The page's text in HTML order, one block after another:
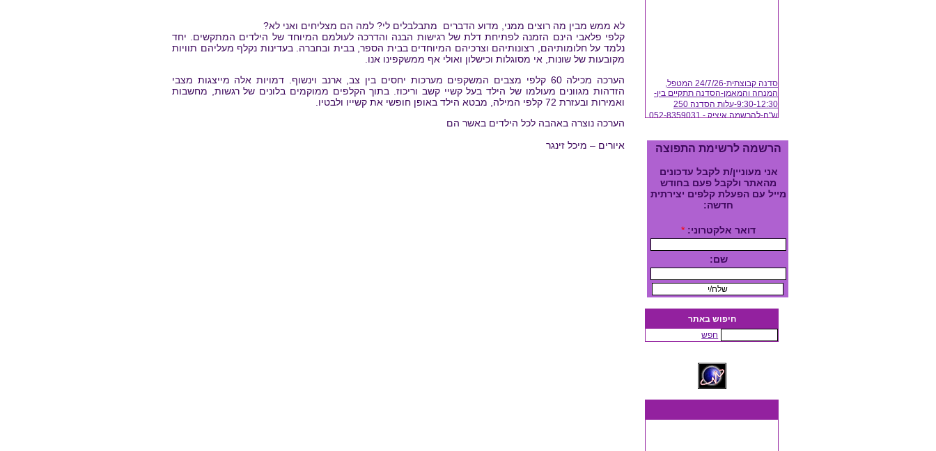
סדנה קבוצתית-24/7/26 המטפל,
המנחה והמאמן-הסדנה תתקיים בין-
9:30-12:30-עלות הסדנה 250
ש"ח-להרשמה איציק - 052-8359031
הרשמה לרשימת התפוצה
אני מעוניין/ת לקבל עדכונים
מהאתר ולקבל פעם בחודש
מייל עם הפעלת קלפים יצירתית
חדשה:
דואר אלקטרוני: *
שם:
חיפוש באתר
חפש
לא ממש מבין מה רוצים ממני, מדוע הדברים מתבלבלים לי? למה הם מצליחים ואני לא?
קלפי פלאבי הינם הזמנה לפתיחת דלת של רגישות הבנה והדרכה לעולמם המיוחד של הילדים המתקשים. יחד
נלמד על חלומותיהם, רצונותיהם וצרכיהם המיוחדים בבית הספר, בבית ובחברה. בעדינות נקלף מעליהם תוויות
מקובעות של שונות, אי מסוגלות וכישלון ואולי אף ממשקפינו אנו.
הערכה מכילה 60 קלפי מצבים המשקפים מערכות יחסים בין צב, ארנב וינשוף. דמויות אלה מייצגות מצבי
הזדהות מגוונים מעולמו של הילד בעל קשיי קשב וריכוז. בתוך הקלפים ממוקמים בלונים של רגשות, מחשבות
ואמירות ובעזרת 72 קלפי המילה, מבטא הילד באופן חופשי את קשייו ולבטיו.
הערכה נוצרה באהבה לכל הילדים באשר הם
איורים – מיכל זינגר